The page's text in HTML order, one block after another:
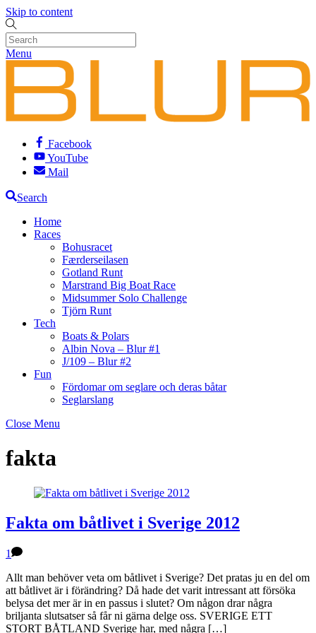
Skip to content
Menu
Facebook
YouTube
Mail
Search
Home
Races
Bohusracet
Færderseilasen
Gotland Runt
Marstrand Big Boat Race
Midsummer Solo Challenge
Tjörn Runt
Tech
Boats & Polars
Albin Nova – Blur #1
J/109 – Blur #2
Fun
Fördomar om seglare och deras båtar
Seglarslang
Close Menu
fakta
Fakta om båtlivet i Sverige 2012
1
Allt man behöver veta om båtlivet i Sverige? Det pratas ju en del om
att båtlivet är i förändring? Då hade det varit intressant att försöka
belysa det mer är in en passus i slutet? Om någon drar några
briljanta slutsatser så får ni gärna delge oss. SVERIGE ETT
STORT BÅTLAND Sverige har, med några […]